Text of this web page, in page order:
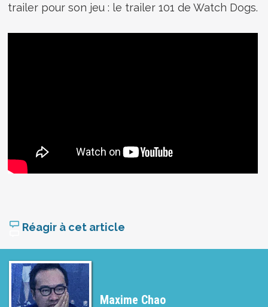
trailer pour son jeu : le trailer 101 de Watch Dogs.
Réagir à cet article
Maxime Chao